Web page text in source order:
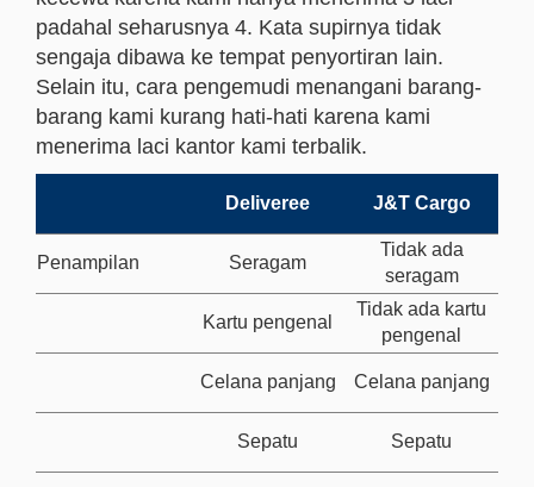
padahal seharusnya 4. Kata supirnya tidak
sengaja dibawa ke tempat penyortiran lain.
Selain itu, cara pengemudi menangani barang-
barang kami kurang hati-hati karena kami
menerima laci kantor kami terbalik.
Deliveree J&T Cargo
Penampilan Seragam
Tidak ada
seragam
Kartu pengenal
Tidak ada kartu
pengenal
Celana panjang Celana panjang
Sepatu Sepatu